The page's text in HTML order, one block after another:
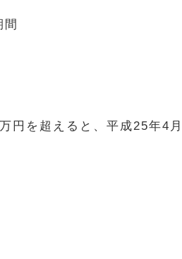
円を超えると、平成25年4